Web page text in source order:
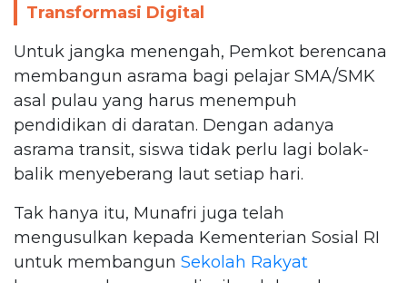
Transformasi Digital
Untuk jangka menengah, Pemkot berencana
membangun asrama bagi pelajar SMA/SMK
asal pulau yang harus menempuh
pendidikan di daratan. Dengan adanya
asrama transit, siswa tidak perlu lagi bolak-
balik menyeberang laut setiap hari.
Tak hanya itu, Munafri juga telah
mengusulkan kepada Kementerian Sosial RI
untuk membangun Sekolah Rakyat